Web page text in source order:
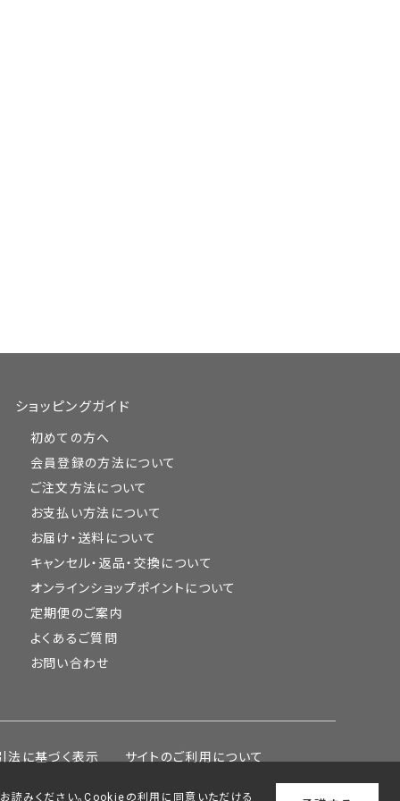
ショッピングガイド
初めての方へ
会員登録の方法について
ご注文方法について
お支払い方法について
お届け・送料について
キャンセル・返品・交換について
オンラインショップポイントについて
定期便のご案内
よくあるご質問
お問い合わせ
法に基づく表示 サイトのご利用について
お読みください。Cookieの利用に同意いただける